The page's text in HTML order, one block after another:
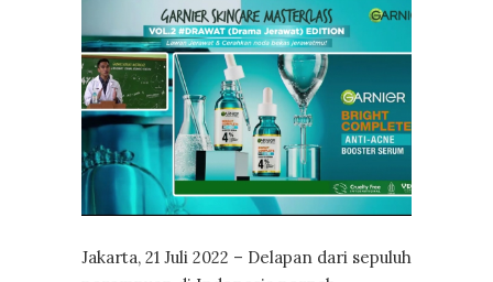
Jakarta, 21 Juli 2022 – Delapan dari sepuluh